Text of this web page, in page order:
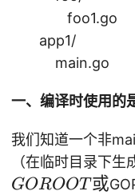
foo1.go
app1/
main.go
一、编译时使用的
我们知道一个非
（在临时目录下
GOROOT 或